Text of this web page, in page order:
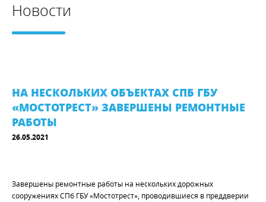
Новости
НА НЕСКОЛЬКИХ ОБЪЕКТАХ СПБ ГБУ
«МОСТОТРЕСТ» ЗАВЕРШЕНЫ РЕМОНТНЫЕ
РАБОТЫ
26.05.2021
Завершены ремонтные работы на нескольких дорожных
сооружениях СПб ГБУ «Мостотрест», проводившиеся в преддверии